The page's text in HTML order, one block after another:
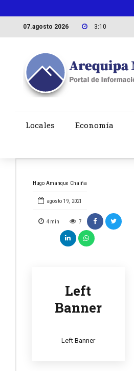
07.agosto 2026 3:10
Locales Economía
Hugo Amanque Chaiña
agosto 19, 2021
4 min 7
Left
Banner
Left Banner